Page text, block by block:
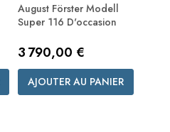
August Förster Modell
Super 116 D'occasion
Prix
3 790,00 €
AJOUTER AU PANIER